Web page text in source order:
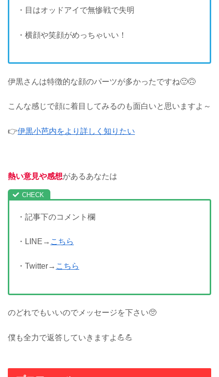
・目はオッドアイで無惨戦で失明
・横顔や笑顔がめっちゃいい！
伊黒さんは特徴的な顔のパーツが多かったですね🙂🙃
こんな感じで顔に着目してみるのも面白いと思いますよ～
👉伊黒小芭内をより詳しく知りたい
熱い意見や感想があるあなたは
・記事下のコメント欄
・LINE→ こちら
・Twitter→ こちら
のどれでもいいのでメッセージを下さい🥺
僕も全力で返答していきますよ💪💪